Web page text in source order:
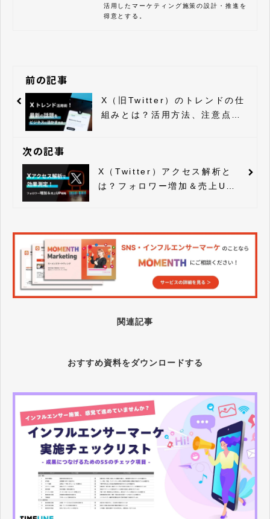
活用したマーケティング施策の設計・推進を
得意とする。
前の記事
X（旧Twitter）のトレンドの仕
組みとは？活用方法、注意点ま
次の記事
X（Twitter）アクセス解析と
は？フォロワー増加＆売上UP
関連記事
おすすめ資料をダウンロードする